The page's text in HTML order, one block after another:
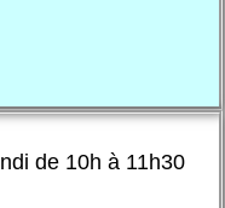
de 10h à 11h30